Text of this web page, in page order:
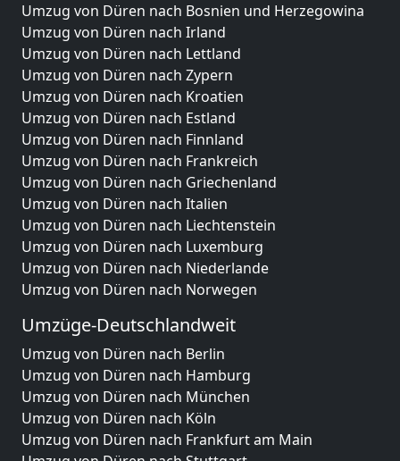
Umzug von Düren nach Bosnien und Herzegowina
Umzug von Düren nach Irland
Umzug von Düren nach Lettland
Umzug von Düren nach Zypern
Umzug von Düren nach Kroatien
Umzug von Düren nach Estland
Umzug von Düren nach Finnland
Umzug von Düren nach Frankreich
Umzug von Düren nach Griechenland
Umzug von Düren nach Italien
Umzug von Düren nach Liechtenstein
Umzug von Düren nach Luxemburg
Umzug von Düren nach Niederlande
Umzug von Düren nach Norwegen
Umzüge-Deutschlandweit
Umzug von Düren nach Berlin
Umzug von Düren nach Hamburg
Umzug von Düren nach München
Umzug von Düren nach Köln
Umzug von Düren nach Frankfurt am Main